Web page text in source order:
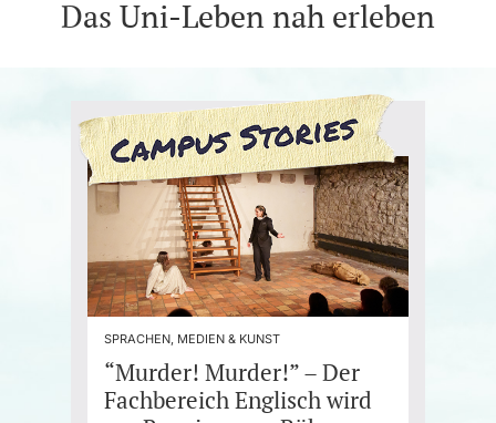
Das Uni-Leben nah erleben
SPRACHEN, MEDIEN & KUNST
“Murder! Murder!” – Der
Fachbereich Englisch wird